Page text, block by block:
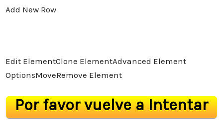
Add New Row
Edit ElementClone ElementAdvanced Element
OptionsMoveRemove Element
Por favor vuelve a Intentar